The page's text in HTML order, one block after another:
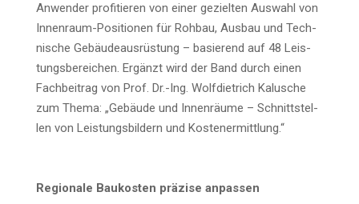
Anwen­der pro­fi­tie­ren von einer geziel­ten Aus­wahl von
Innen­raum-Posi­tio­nen für Roh­bau, Aus­bau und Tech­
ni­sche Gebäu­de­aus­rüs­tung – basie­rend auf 48 Leis­
tungs­be­rei­chen. Ergänzt wird der Band durch einen
Fach­bei­trag von Prof. Dr.-Ing. Wolf­diet­rich Kalu­sche
zum The­ma: „Gebäu­de und Innen­räu­me – Schnitt­stel­
len von Leis­tungs­bil­dern und Kostenermittlung.“
Regio­na­le Bau­kos­ten prä­zi­se anpassen